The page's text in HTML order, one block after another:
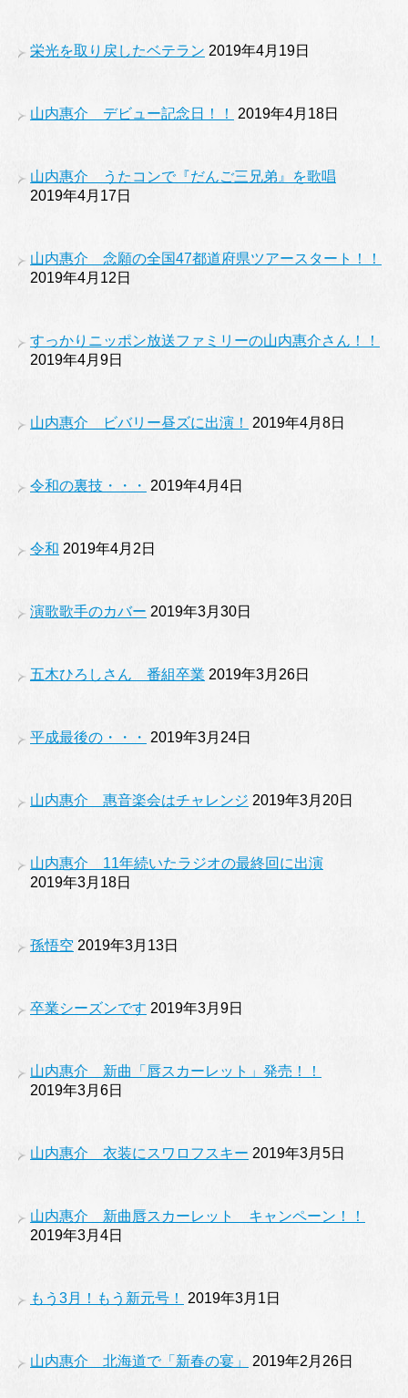
栄光を取り戻したベテラン 2019年4月19日
山内惠介 デビュー記念日！！ 2019年4月18日
山内惠介 うたコンで『だんご三兄弟』を歌唱
2019年4月17日
山内惠介 念願の全国47都道府県ツアースタート！！
2019年4月12日
すっかりニッポン放送ファミリーの山内惠介さん！！
2019年4月9日
山内惠介 ビバリー昼ズに出演！ 2019年4月8日
令和の裏技・・・ 2019年4月4日
令和 2019年4月2日
演歌歌手のカバー 2019年3月30日
五木ひろしさん 番組卒業 2019年3月26日
平成最後の・・・ 2019年3月24日
山内惠介 惠音楽会はチャレンジ 2019年3月20日
山内惠介 11年続いたラジオの最終回に出演
2019年3月18日
孫悟空 2019年3月13日
卒業シーズンです 2019年3月9日
山内惠介 新曲「唇スカーレット」発売！！
2019年3月6日
山内惠介 衣装にスワロフスキー 2019年3月5日
山内惠介 新曲唇スカーレット キャンペーン！！
2019年3月4日
もう3月！もう新元号！ 2019年3月1日
山内惠介 北海道で「新春の宴」 2019年2月26日